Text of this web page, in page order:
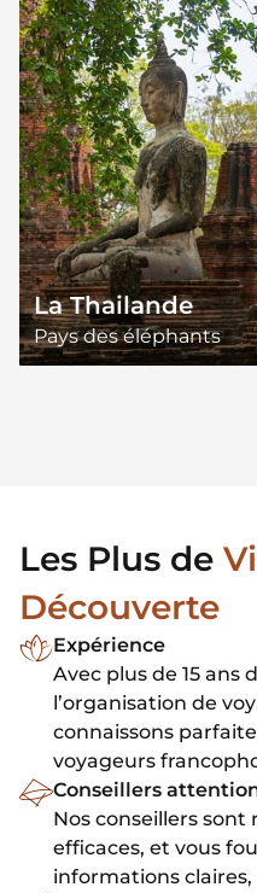
La Thailande
Pays des éléphants
Les Plus de
Découverte
Expérience
Avec plus de 15 ans
l’organisation de
connaissons
voyageurs
Conseillers
Nos conseillers
efficaces, et vous
informations